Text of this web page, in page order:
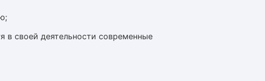
в своей деятельности современные